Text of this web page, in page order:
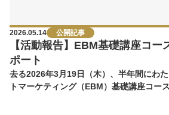
2026.05.14 公開記事
【活動報告】EBM基礎講座コー
ポート
去る2026年3月19日（木）、半年間にわ
トマーケティング（EBM）基礎講座コー